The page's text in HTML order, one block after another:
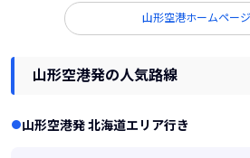
山形空港ホームページ
山形空港発の人気路線
山形空港発 北海道エリア行き